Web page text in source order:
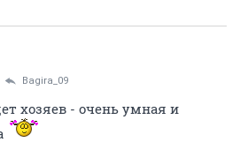
Bagira_09
хозяев - очень умная и